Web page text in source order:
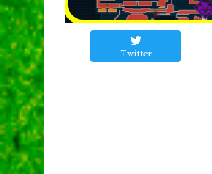
Twitter